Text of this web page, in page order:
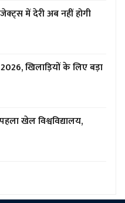
में देरी अब नहीं होगी
खिलाड़ियों के लिए बड़ा
खेल विश्वविद्यालय,